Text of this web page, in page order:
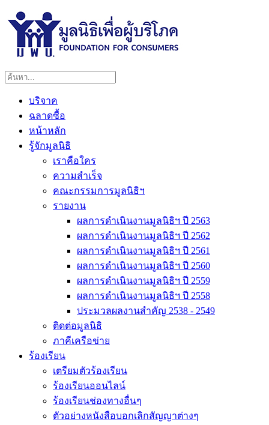
บริจาค
ฉลาดซื้อ
หน้าหลัก
รู้จักมูลนิธิ
เราคือใคร
ความสำเร็จ
คณะกรรมการมูลนิธิฯ
รายงาน
ผลการดำเนินงานมูลนิธิฯ ปี 2563
ผลการดำเนินงานมูลนิธิฯ ปี 2562
ผลการดำเนินงานมูลนิธิฯ ปี 2561
ผลการดำเนินงานมูลนิธิฯ ปี 2560
ผลการดำเนินงานมูลนิธิฯ ปี 2559
ผลการดำเนินงานมูลนิธิฯ ปี 2558
ประมวลผลงานสำคัญ 2538 - 2549
ติดต่อมูลนิธิ
ภาคีเครือข่าย
ร้องเรียน
เตรียมตัวร้องเรียน
ร้องเรียนออนไลน์
ร้องเรียนช่องทางอื่นๆ
ตัวอย่างหนังสือบอกเลิกสัญญาต่างๆ